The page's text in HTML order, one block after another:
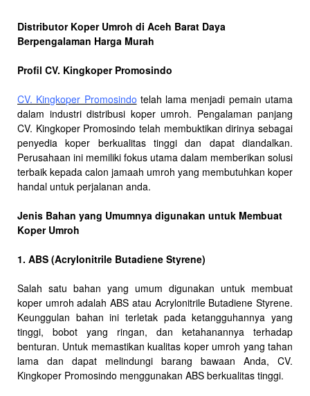
Distributor Koper Umroh di Aceh Barat Daya
Berpengalaman Harga Murah
Profil CV. Kingkoper Promosindo
CV. Kingkoper Promosindo telah lama menjadi pemain utama
dalam industri distribusi koper umroh. Pengalaman panjang
CV. Kingkoper Promosindo telah membuktikan dirinya sebagai
penyedia koper berkualitas tinggi dan dapat diandalkan.
Perusahaan ini memiliki fokus utama dalam memberikan solusi
terbaik kepada calon jamaah umroh yang membutuhkan koper
handal untuk perjalanan anda.
Jenis Bahan yang Umumnya digunakan untuk Membuat
Koper Umroh
1. ABS (Acrylonitrile Butadiene Styrene)
Salah satu bahan yang umum digunakan untuk membuat
koper umroh adalah ABS atau Acrylonitrile Butadiene Styrene.
Keunggulan bahan ini terletak pada ketangguhannya yang
tinggi, bobot yang ringan, dan ketahanannya terhadap
benturan. Untuk memastikan kualitas koper umroh yang tahan
lama dan dapat melindungi barang bawaan Anda, CV.
Kingkoper Promosindo menggunakan ABS berkualitas tinggi.